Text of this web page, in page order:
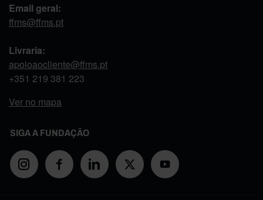
Email geral:
ffms@ffms.pt
Livraria:
apoioaocliente@ffms.pt
+351 219 381 223
Ver no mapa
SIGA A FUNDAÇÃO